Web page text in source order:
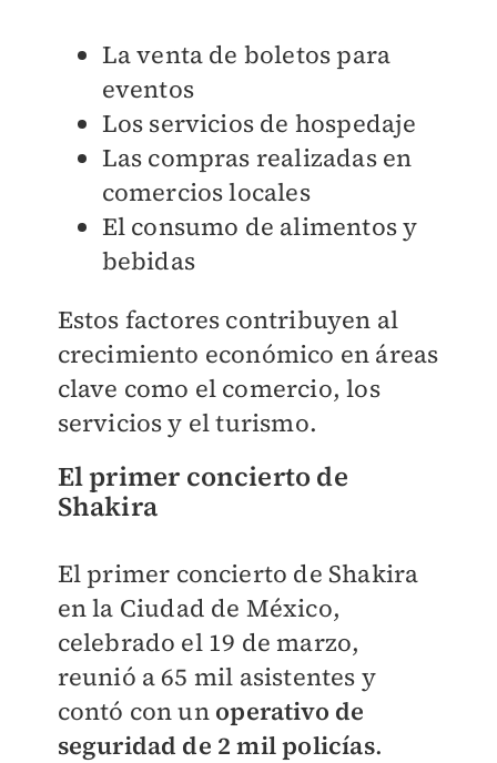
La venta de boletos para
eventos
Los servicios de hospedaje
Las compras realizadas en
comercios locales
El consumo de alimentos y
bebidas
Estos factores contribuyen al
crecimiento económico en áreas
clave como el comercio, los
servicios y el turismo.
El primer concierto de
Shakira
El primer concierto de Shakira
en la Ciudad de México,
celebrado el 19 de marzo,
reunió a 65 mil asistentes y
contó con un operativo de
seguridad de 2 mil policías.